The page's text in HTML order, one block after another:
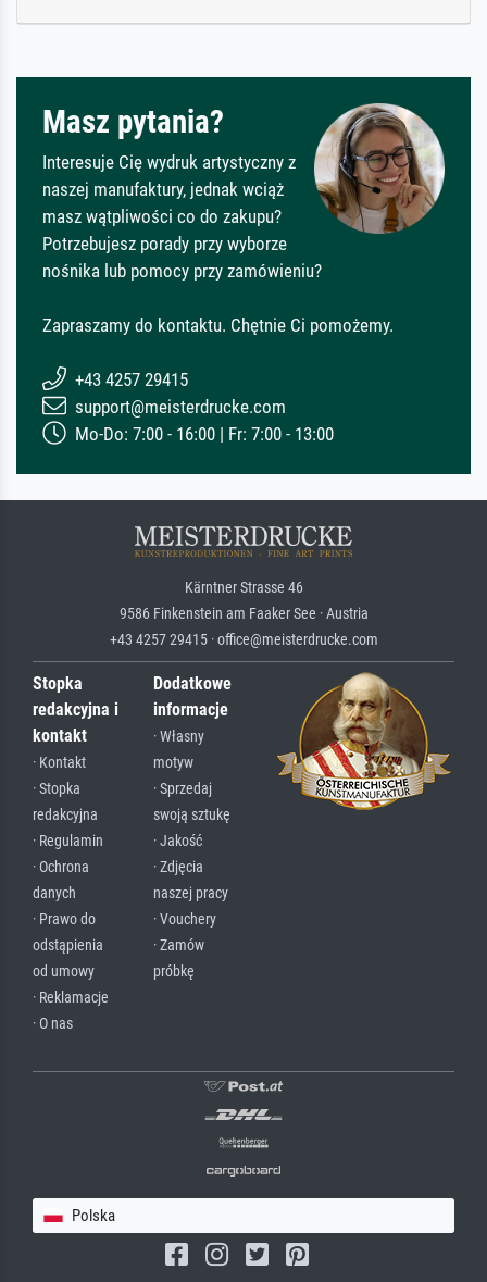
Masz pytania?
Interesuje Cię wydruk artystyczny z
naszej manufaktury, jednak wciąż
masz wątpliwości co do zakupu?
Potrzebujesz porady przy wyborze
nośnika lub pomocy przy zamówieniu?
Zapraszamy do kontaktu. Chętnie Ci pomożemy.
+43 4257 29415
support@meisterdrucke.com
Mo-Do: 7:00 - 16:00 | Fr: 7:00 - 13:00
Kärntner Strasse 46
9586 Finkenstein am Faaker See · Austria
+43 4257 29415 · office@meisterdrucke.com
Stopka
redakcyjna i
kontakt
· Kontakt
· Stopka
redakcyjna
· Regulamin
· Ochrona
danych
· Prawo do
odstąpienia
od umowy
· Reklamacje
· O nas
Dodatkowe
informacje
· Własny
motyw
· Sprzedaj
swoją sztukę
· Jakość
· Zdjęcia
naszej pracy
· Vouchery
· Zamów
próbkę
Polska